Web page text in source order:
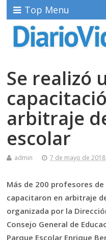
Top Menu
Se realizó
arbitraje
escolar
admin 7 de mayo de 2018
Más de 200 profesores
capacitaron en arbitraje
organizada por la
Consejo General de
Parque Escolar Enrique